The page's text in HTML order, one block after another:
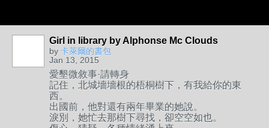
Girl in library by Alphonse Mc Clouds
by 卡萊爾的書包
Jan 13, 2015
愛墾微敘事·請轉身
記住，北城墻墻根的梧桐樹下，有我給你的東
西。
出國前，他對還有兩年畢業的她說。
淚別，她忙去那樹下尋找，卻空空如也。